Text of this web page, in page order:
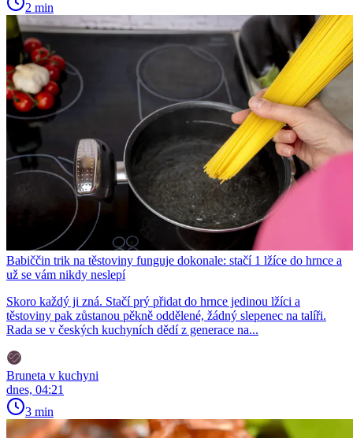
2 min
Babiččin trik na těstoviny funguje dokonale: stačí 1 lžíce do hrnce a
už se vám nikdy neslepí
Skoro každý ji zná. Stačí prý přidat do hrnce jedinou lžíci a
těstoviny pak zůstanou pěkně oddělené, žádný slepenec na talíři.
Rada se v českých kuchyních dědí z generace na...
Bruneta v kuchyni
dnes, 04:21
3 min